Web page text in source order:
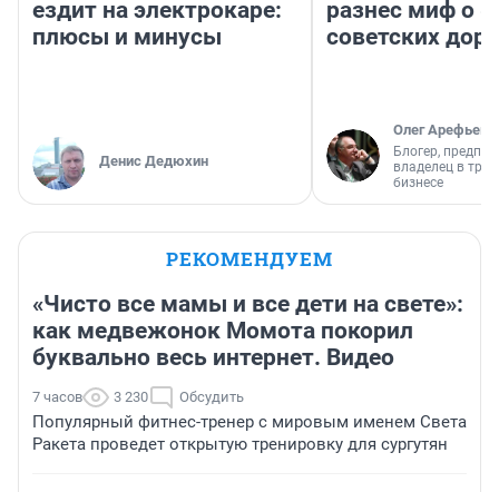
ездит на электрокаре:
плюсы и минусы
Денис Дедюхин
разнес миф о
советских
Олег Арефьев
Блогер,
владелец в
бизнесе
РЕКОМЕНДУЕМ
«Чисто все мамы и все дети на свете»:
как медвежонок Момота покорил
буквально весь интернет. Видео
7 часов 3 230 Обсудить
Популярный фитнес-тренер с мировым именем Света
Ракета проведет открытую тренировку для сургутян